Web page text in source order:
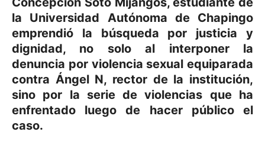
la Universidad Autónoma de Chapingo
emprendió la búsqueda por justicia y
dignidad, no solo al interponer la
denuncia por violencia sexual equiparada
contra Ángel N, rector de la institución,
sino por la serie de violencias que ha
enfrentado luego de hacer público el
caso.